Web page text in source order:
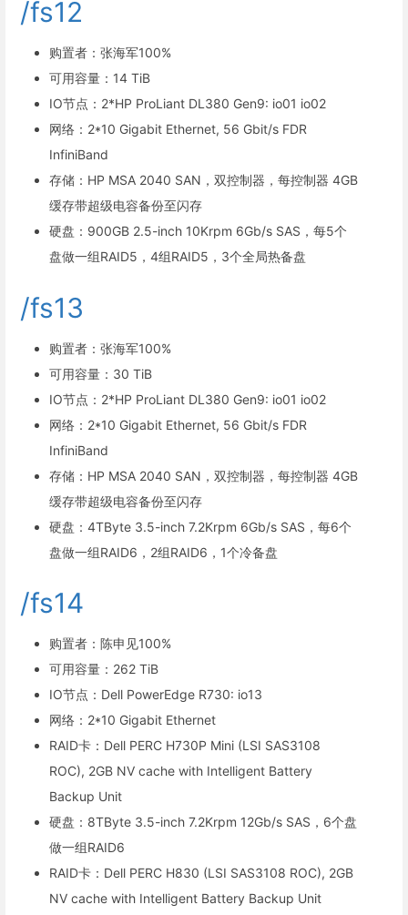
/fs12
购置者：张海军100%
可用容量：14 TiB
IO节点：2*HP ProLiant DL380 Gen9: io01 io02
网络：2*10 Gigabit Ethernet, 56 Gbit/s FDR
InfiniBand
存储：HP MSA 2040 SAN，双控制器，每控制器 4GB
缓存带超级电容备份至闪存
硬盘：900GB 2.5-inch 10Krpm 6Gb/s SAS，每5个
盘做一组RAID5，4组RAID5，3个全局热备盘
/fs13
购置者：张海军100%
可用容量：30 TiB
IO节点：2*HP ProLiant DL380 Gen9: io01 io02
网络：2*10 Gigabit Ethernet, 56 Gbit/s FDR
InfiniBand
存储：HP MSA 2040 SAN，双控制器，每控制器 4GB
缓存带超级电容备份至闪存
硬盘：4TByte 3.5-inch 7.2Krpm 6Gb/s SAS，每6个
盘做一组RAID6，2组RAID6，1个冷备盘
/fs14
购置者：陈申见100%
可用容量：262 TiB
IO节点：Dell PowerEdge R730: io13
网络：2*10 Gigabit Ethernet
RAID卡：Dell PERC H730P Mini (LSI SAS3108
ROC), 2GB NV cache with Intelligent Battery
Backup Unit
硬盘：8TByte 3.5-inch 7.2Krpm 12Gb/s SAS，6个盘
做一组RAID6
RAID卡：Dell PERC H830 (LSI SAS3108 ROC), 2GB
NV cache with Intelligent Battery Backup Unit